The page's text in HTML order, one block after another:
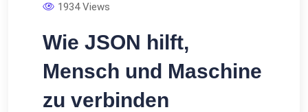
1934 Views
Wie JSON hilft,
Mensch und Maschine
zu verbinden